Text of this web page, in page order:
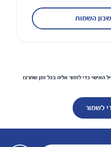
השמות
כדי לחזור אליה בכל זמן שתרצו
לשמור